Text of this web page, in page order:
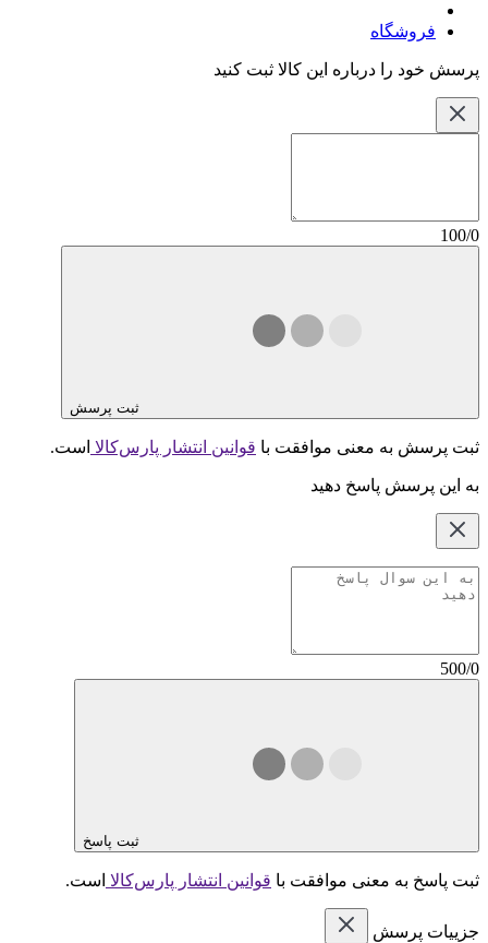
فروشگاه
پرسش خود را درباره این کالا ثبت کنید
100/0
ثبت پرسش
ثبت پرسش به معنی موافقت با قوانین انتشار پارس‌کالا است.
به این پرسش پاسخ دهید
500/0
ثبت پاسخ
ثبت پاسخ به معنی موافقت با قوانین انتشار پارس‌کالا است.
جزییات پرسش